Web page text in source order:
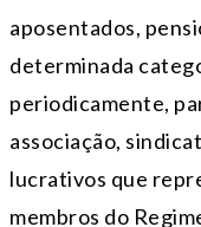
aposentados,
determinada
periodicamente,
associação,
lucrativos que
membros do